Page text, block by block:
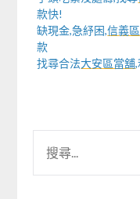
款快!
缺現金,急紓困,信義
款
找尋合法大安區當舖
關